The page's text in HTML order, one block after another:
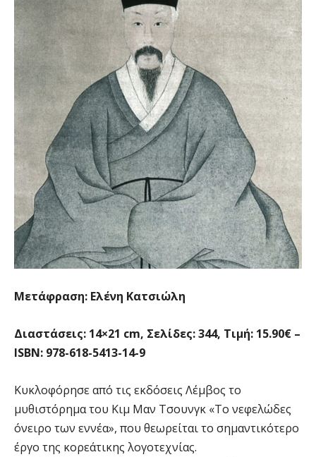
Μετάφραση: Ελένη Κατσιώλη
Διαστάσεις: 14×21 cm, Σελίδες: 344, Τιµή: 15.90€ –
ISBN: 978-618-5413-14-9
Κυκλοφόρησε από τις εκδόσεις Λέμβος το
μυθιστόρημα του Κιμ Μαν Τσουνγκ «Το νεφελώδες
όνειρο των εννέα», που θεωρείται το σημαντικότερο
έργο της κορεάτικης λογοτεχνίας.